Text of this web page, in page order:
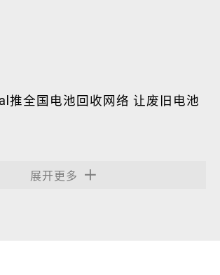
推全国电池回收网络 让废旧电池
展开更多